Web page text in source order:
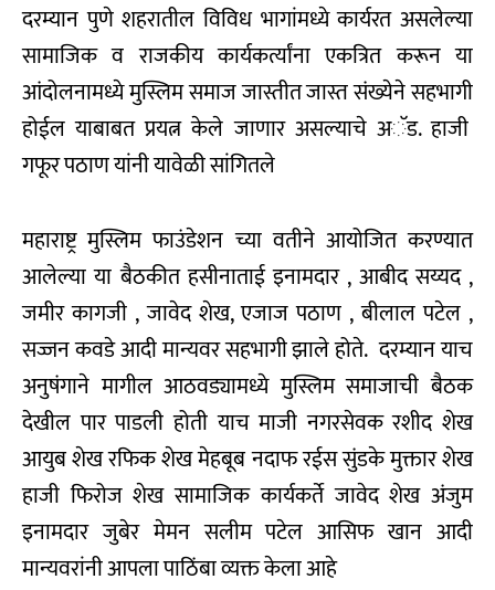
दरम्यान पुणे शहरातील विविध भागांमध्ये कार्यरत असलेल्या
सामाजिक व राजकीय कार्यकर्त्यांना एकत्रित करून या
आंदोलनामध्ये मुस्लिम समाज जास्तीत जास्त संख्येने सहभागी
होईल याबाबत प्रयत्न केले जाणार असल्याचे अॅड. हाजी
गफूर पठाण यांनी यावेळी सांगितले
महाराष्ट्र मुस्लिम फाउंडेशन च्या वतीने आयोजित करण्यात
आलेल्या या बैठकीत हसीनाताई इनामदार , आबीद सय्यद ,
जमीर कागजी , जावेद शेख, एजाज पठाण , बीलाल पटेल ,
सज्जन कवडे आदी मान्यवर सहभागी झाले होते. दरम्यान याच
अनुषंगाने मागील आठवड्यामध्ये मुस्लिम समाजाची बैठक
देखील पार पाडली होती याच माजी नगरसेवक रशीद शेख
आयुब शेख रफिक शेख मेहबूब नदाफ रईस सुंडके मुक्तार शेख
हाजी फिरोज शेख सामाजिक कार्यकर्ते जावेद शेख अंजुम
इनामदार जुबेर मेमन सलीम पटेल आसिफ खान आदी
मान्यवरांनी आपला पाठिंबा व्यक्त केला आहे